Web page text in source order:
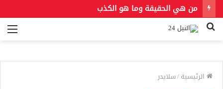
من هي الحقيقة وما هو الكذب
بحث
الرئيسية/سلايدر